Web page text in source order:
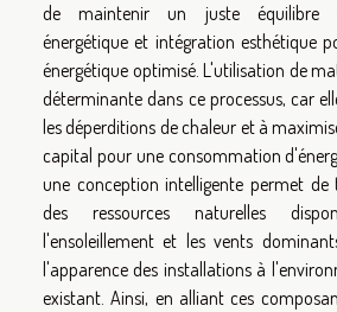
de maintenir un juste équilibre
énergétique et intégration esthétique
énergétique optimisé. L'utilisation de
déterminante dans ce processus, car
les déperditions de chaleur et à
capital pour une consommation
une conception intelligente permet
des ressources naturelles
l'ensoleillement et les vents
l'apparence des installations à
existant. Ainsi, en alliant ces